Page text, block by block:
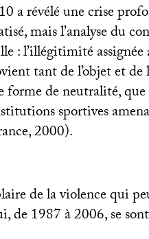
a révélé une crise
mais l’analyse du
: l’illégitimité
tant de l’objet et de
de neutralité, que
sportives
2000).
de la violence qui
1987 à 2006, se